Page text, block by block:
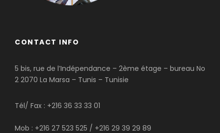
CONTACT INFO
5 bis, rue de l’Indépendance – 2ème étage – bureau No
2 2070 La Marsa – Tunis – Tunisie
Tél/ Fax : +216 36 33 33 01
Mob : +216 27 523 525 / +216 29 39 29 89